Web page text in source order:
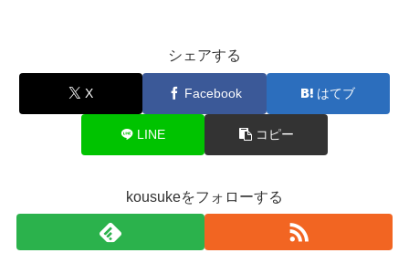
シェアする
X Facebook はてブ
LINE コピー
kousukeをフォローする